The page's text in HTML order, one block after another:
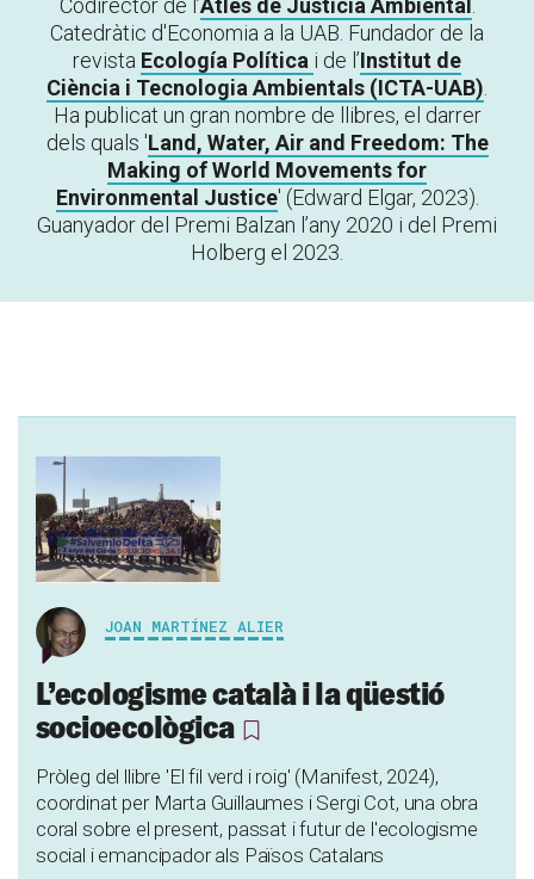
Codirector de l’Atles de Justícia Ambiental
Catedràtic d'Economia a la UAB. Fundador de la
revista Ecología Política i de l’Institut de
Ciència i Tecnologia Ambientals (ICTA-UAB)
Ha publicat un gran nombre de llibres, el darrer
dels quals 'Land, Water, Air and Freedom: The
Making of World Movements for
Environmental Justice' (Edward Elgar, 2023).
Guanyador del Premi Balzan l’any 2020 i del Premi
Holberg el 2023.
JOAN MARTÍNEZ ALIER
L’ecologisme català i la qüestió
socioecològica
Pròleg del llibre 'El fil verd i roig' (Manifest, 2024),
coordinat per Marta Guillaumes i Sergi Cot, una obra
coral sobre el present, passat i futur de l'ecologisme
social i emancipador als Països Catalans